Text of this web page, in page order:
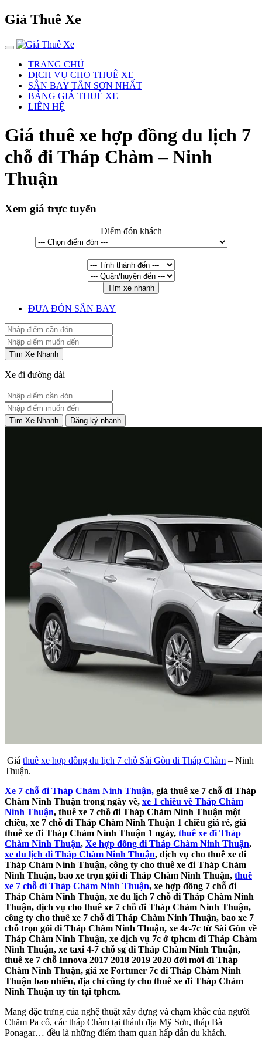
Giá Thuê Xe
TRANG CHỦ
DỊCH VỤ CHO THUÊ XE
SÂN BAY TÂN SƠN NHẤT
BẢNG GIÁ THUÊ XE
LIÊN HỆ
Giá thuê xe hợp đồng du lịch 7
chỗ đi Tháp Chàm – Ninh
Thuận
Xem giá trực tuyến
Điểm đón khách
Tìm xe nhanh
ĐƯA ĐÓN SÂN BAY
Tìm Xe Nhanh
Xe đi đường dài
Tìm Xe Nhanh Đăng ký nhanh
Giá thuê xe hợp đồng du lịch 7 chỗ Sài Gòn đi Tháp Chàm – Ninh
Thuận.
Xe 7 chỗ đi Tháp Chàm Ninh Thuận, giá thuê xe 7 chỗ đi Tháp
Chàm Ninh Thuận trong ngày về, xe 1 chiều về Tháp Chàm
Ninh Thuận, thuê xe 7 chỗ đi Tháp Chàm Ninh Thuận một
chiều, xe 7 chỗ đi Tháp Chàm Ninh Thuận 1 chiều giá rẻ, giá
thuê xe đi Tháp Chàm Ninh Thuận 1 ngày, thuê xe đi Tháp
Chàm Ninh Thuận, Xe hợp đồng đi Tháp Chàm Ninh Thuận,
xe du lịch đi Tháp Chàm Ninh Thuận, dịch vụ cho thuê xe đi
Tháp Chàm Ninh Thuận, công ty cho thuê xe đi Tháp Chàm
Ninh Thuận, bao xe trọn gói đi Tháp Chàm Ninh Thuận, thuê
xe 7 chỗ đi Tháp Chàm Ninh Thuận, xe hợp đồng 7 chỗ đi
Tháp Chàm Ninh Thuận, xe du lịch 7 chỗ đi Tháp Chàm Ninh
Thuận, dịch vụ cho thuê xe 7 chỗ đi Tháp Chàm Ninh Thuận,
công ty cho thuê xe 7 chỗ đi Tháp Chàm Ninh Thuận, bao xe 7
chỗ trọn gói đi Tháp Chàm Ninh Thuận, xe 4c-7c từ Sài Gòn về
Tháp Chàm Ninh Thuận, xe dịch vụ 7c ở tphcm đi Tháp Chàm
Ninh Thuận, xe taxi 4-7 chỗ sg đi Tháp Chàm Ninh Thuận,
thuê xe 7 chỗ Innova 2017 2018 2019 2020 đời mới đi Tháp
Chàm Ninh Thuận, giá xe Fortuner 7c đi Tháp Chàm Ninh
Thuận bao nhiêu, địa chỉ công ty cho thuê xe đi Tháp Chàm
Ninh Thuận uy tín tại tphcm.
Mang đặc trưng của nghệ thuật xây dựng và chạm khắc của người
Chăm Pa cổ, các tháp Chàm tại thánh địa Mỹ Sơn, tháp Bà
Ponagar… đều là những điểm tham quan hấp dẫn du khách.